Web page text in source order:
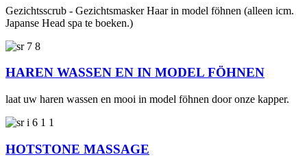
Gezichtsscrub - Gezichtsmasker Haar in model föhnen (alleen icm.
Japanse Head spa te boeken.)
HAREN WASSEN EN IN MODEL FÖHNEN
laat uw haren wassen en mooi in model föhnen door onze kapper.
HOTSTONE MASSAGE